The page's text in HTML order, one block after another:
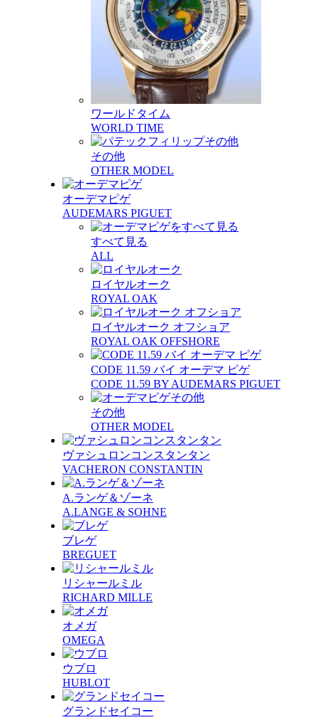
ワールドタイム
WORLD TIME
その他
OTHER MODEL
オーデマピゲ
AUDEMARS PIGUET
すべて見る
ALL
ロイヤルオーク
ROYAL OAK
ロイヤルオーク オフショア
ROYAL OAK OFFSHORE
CODE 11.59 バイ オーデマ ピゲ
CODE 11.59 BY AUDEMARS PIGUET
その他
OTHER MODEL
ヴァシュロンコンスタンタン
VACHERON CONSTANTIN
A.ランゲ＆ゾーネ
A.LANGE & SOHNE
ブレゲ
BREGUET
リシャールミル
RICHARD MILLE
オメガ
OMEGA
ウブロ
HUBLOT
グランドセイコー